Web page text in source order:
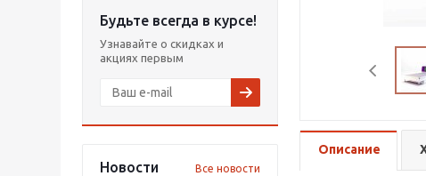
Будьте всегда в курсе!
Узнавайте о скидках и
акциях первым
Новости Все новости
Описание